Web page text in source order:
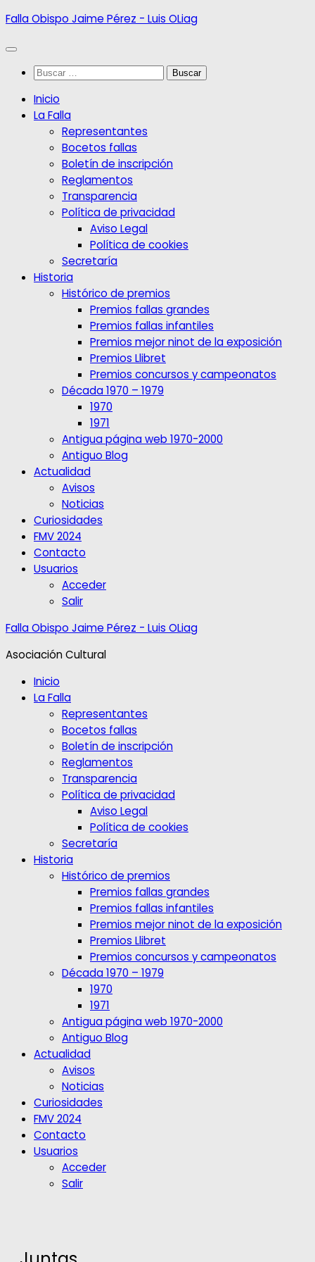
Saltar
contenido
Falla Obispo Jaime Pérez - Luis OLiag
Buscar:
Inicio
La Falla
Representantes
Bocetos fallas
Boletín de inscripción
Reglamentos
Transparencia
Política de privacidad
Aviso Legal
Política de cookies
Secretaría
Historia
Histórico de premios
Premios fallas grandes
Premios fallas infantiles
Premios mejor ninot de la exposición
Premios Llibret
Premios concursos y campeonatos
Década 1970 – 1979
1970
1971
Antigua página web 1970-2000
Antiguo Blog
Actualidad
Avisos
Noticias
Curiosidades
FMV 2024
Contacto
Usuarios
Acceder
Salir
Falla Obispo Jaime Pérez - Luis OLiag
Asociación Cultural
Inicio
La Falla
Representantes
Bocetos fallas
Boletín de inscripción
Reglamentos
Transparencia
Política de privacidad
Aviso Legal
Política de cookies
Secretaría
Historia
Histórico de premios
Premios fallas grandes
Premios fallas infantiles
Premios mejor ninot de la exposición
Premios Llibret
Premios concursos y campeonatos
Década 1970 – 1979
1970
1971
Antigua página web 1970-2000
Antiguo Blog
Actualidad
Avisos
Noticias
Curiosidades
FMV 2024
Contacto
Usuarios
Acceder
Salir